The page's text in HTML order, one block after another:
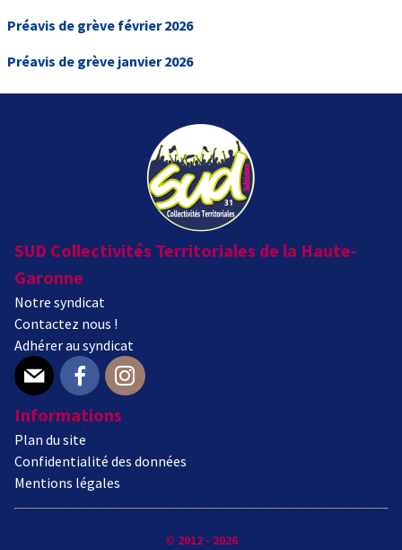
Préavis de grève février 2026
Préavis de grève janvier 2026
SUD Collectivités Territoriales de la Haute-
Garonne
Notre syndicat
Contactez nous !
Adhérer au syndicat
E-mail Facebook
Informations
Plan du site
Confidentialité des données
Mentions légales
© 2012 - 2026